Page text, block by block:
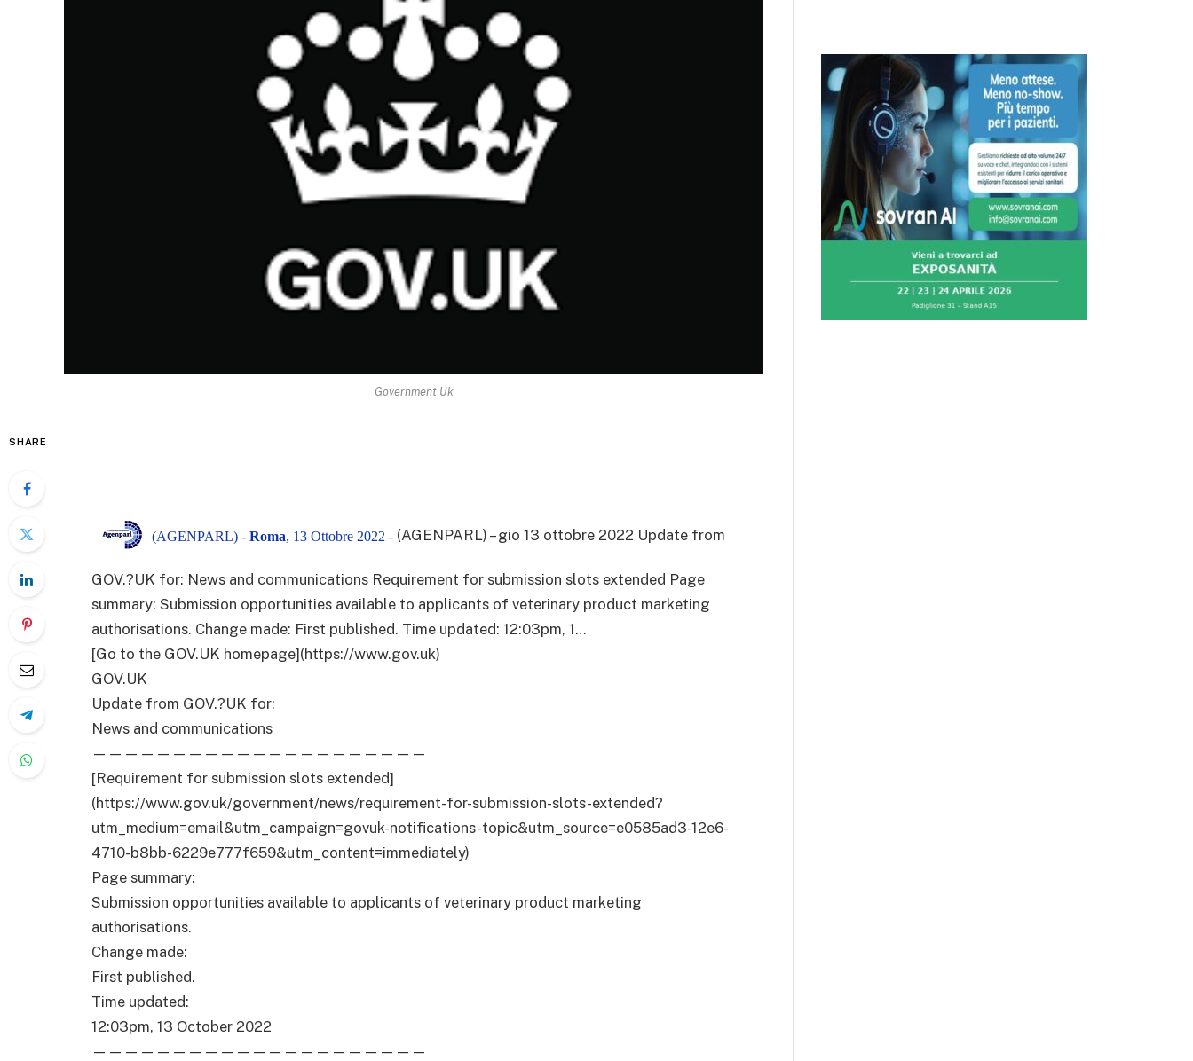
Government Uk
SHARE
(AGENPARL) - Roma, 13 Ottobre 2022 - (AGENPARL) – gio 13 ottobre 2022 Update from
GOV.?UK for: News and communications Requirement for submission slots extended Page
summary: Submission opportunities available to applicants of veterinary product marketing
authorisations. Change made: First published. Time updated: 12:03pm, 1…
[Go to the GOV.UK homepage](https://www.gov.uk)
GOV.UK
Update from GOV.?UK for:
News and communications
—————————————————————
[Requirement for submission slots extended]
(https://www.gov.uk/government/news/requirement-for-submission-slots-extended?
utm_medium=email&utm_campaign=govuk-notifications-topic&utm_source=e0585ad3-12e6-
4710-b8bb-6229e777f659&utm_content=immediately)
Page summary:
Submission opportunities available to applicants of veterinary product marketing
authorisations.
Change made:
First published.
Time updated:
12:03pm, 13 October 2022
—————————————————————